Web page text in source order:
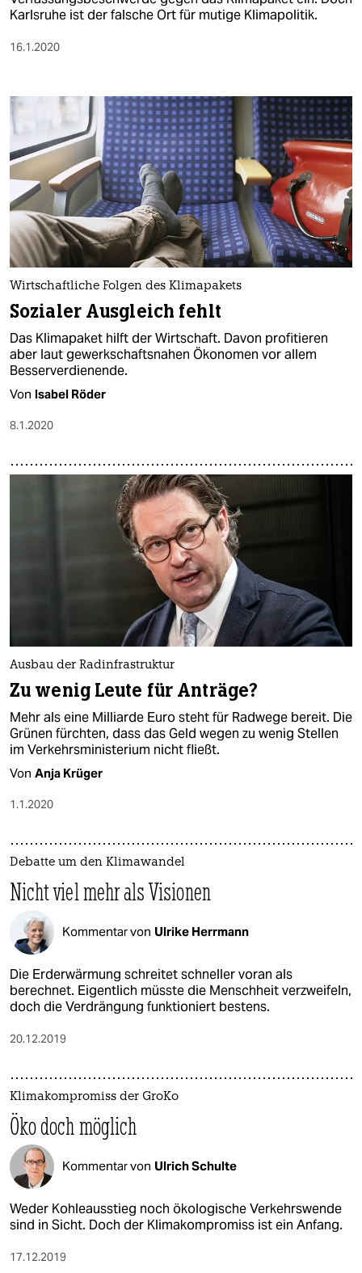
Karlsruhe ist der falsche Ort für mutige Klimapolitik.
16.1.2020
Wirtschaftliche Folgen des Klimapakets
Sozialer Ausgleich fehlt
Das Klimapaket hilft der Wirtschaft. Davon profitieren
aber laut gewerkschaftsnahen Ökonomen vor allem
Besserverdienende.
Von Isabel Röder
8.1.2020
Ausbau der Radinfrastruktur
Zu wenig Leute für Anträge?
Mehr als eine Milliarde Euro steht für Radwege bereit. Die
Grünen fürchten, dass das Geld wegen zu wenig Stellen
im Verkehrsministerium nicht fließt.
Von Anja Krüger
1.1.2020
Debatte um den Klimawandel
Nicht viel mehr als Visionen
Kommentar von Ulrike Herrmann
Die Erderwärmung schreitet schneller voran als
berechnet. Eigentlich müsste die Menschheit verzweifeln,
doch die Verdrängung funktioniert bestens.
20.12.2019
Klimakompromiss der GroKo
Öko doch möglich
Kommentar von Ulrich Schulte
Weder Kohleausstieg noch ökologische Verkehrswende
sind in Sicht. Doch der Klimakompromiss ist ein Anfang.
17.12.2019